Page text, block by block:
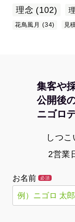
理念 (102)
花鳥風月 (34) 見
集客や
公開後
ニゴロ
しつこ
2営業
お名前 必須